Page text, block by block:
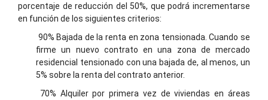
porcentaje de reducción del 50%, que podrá incrementarse
en función de los siguientes criterios:
90% Bajada de la renta en zona tensionada. Cuando se
firme un nuevo contrato en una zona de mercado
residencial tensionado con una bajada de, al menos, un
5% sobre la renta del contrato anterior.
70% Alquiler por primera vez de viviendas en áreas